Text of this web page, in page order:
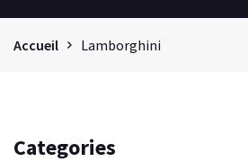
Accueil Lamborghini
Categories